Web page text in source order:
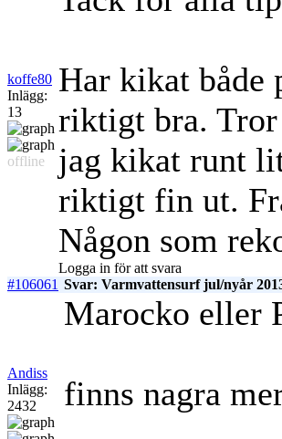
koffe80
Inlägg:
13
offline
Har kikat både
riktigt bra. Tror
jag kikat runt
riktigt fin ut.
Någon som
Logga in för att svara
#106061 Svar: Varmvattensurf jul/nyår
Andiss
Inlägg:
2432
Marocko eller
finns nagra